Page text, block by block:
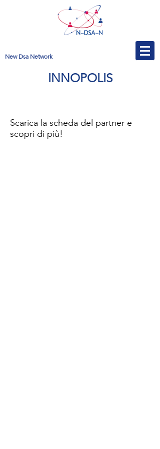
New Dsa Network
INNOPOLIS
Scarica la scheda del partner e
scopri di più!